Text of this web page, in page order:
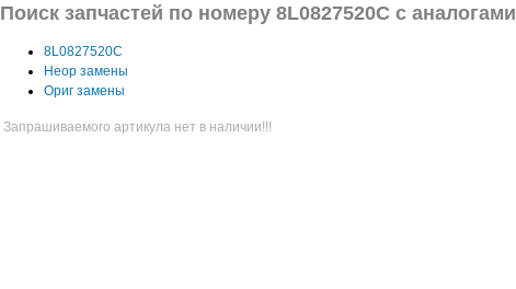
Поиск запчастей по номеру 8L0827520C с аналогами
8L0827520C
Неор замены
Ориг замены
Запрашиваемого артикула нет в наличии!!!